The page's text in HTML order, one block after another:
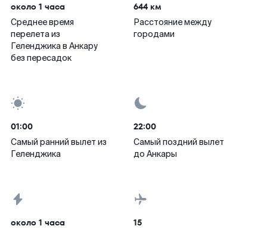
около 1 часа
Среднее время
перелета из
Геленджика в Анкару
без пересадок
644 км
Расстояние между
городами
01:00
Самый ранний вылет из
Геленджика
22:00
Самый поздний вылет
до Анкары
около 1 часа 15